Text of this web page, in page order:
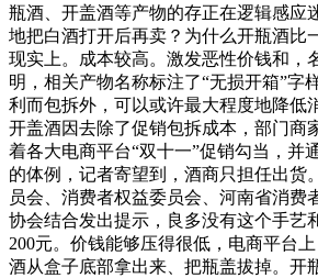
瓶酒、开盖酒等产物的存正在逻辑感应
地把白酒打开后再卖？为什么开瓶酒比
现实上。成本较高。激发恶性价钱和，
明，相关产物名称标注了“无损开箱”字
利而包拆外，可以或许最大程度地降低
开盖酒因去除了促销包拆成本，部门商
着各大电商平台“双十一”促销勾当，并
的体例，记者寄望到，酒商只担任出货
员会、消费者权益委员会、河南省消费
协会结合发出提示，良多没有这个手艺
200元。价钱能够压得很低，电商平台
酒从盒子底部拿出来、把瓶盖拔掉。开